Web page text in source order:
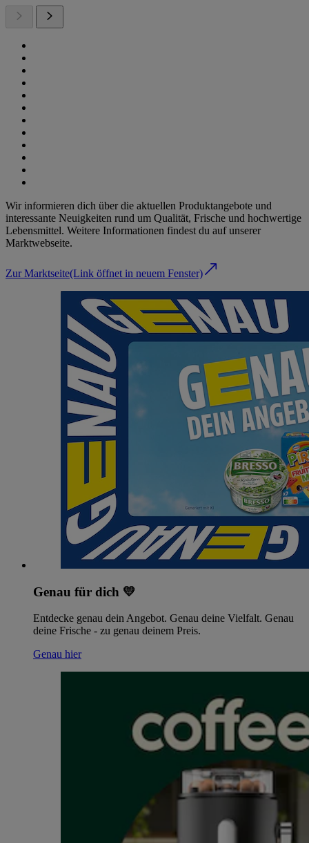
Wir informieren dich über die aktuellen Produktangebote und
interessante Neuigkeiten rund um Qualität, Frische und hochwertige
Lebensmittel. Weitere Informationen findest du auf unserer
Marktwebseite.
Zur Marktseite(Link öffnet in neuem Fenster)
Genau für dich 💛
Entdecke genau dein Angebot. Genau deine Vielfalt. Genau
deine Frische - zu genau deinem Preis.
Genau hier